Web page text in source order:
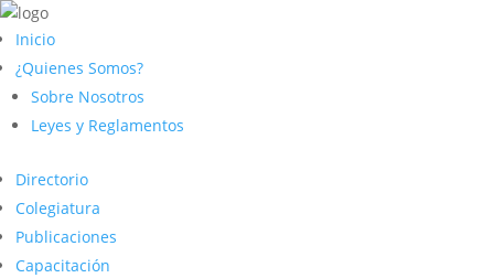
Inicio
¿Quienes Somos?
Sobre Nosotros
Leyes y Reglamentos
Directorio
Colegiatura
Publicaciones
Capacitación